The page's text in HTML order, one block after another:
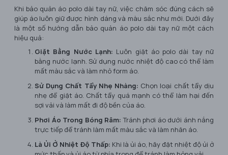
Khi bảo quản áo polo dài tay nữ, việc chăm sóc đúng cách sẽ
giúp áo luôn giữ được hình dáng và màu sắc như mới. Dưới đây
là một số hướng dẫn bảo quản áo polo dài tay nữ một cách
hiệu quả:
Giặt Bằng Nước Lạnh: Luôn giặt áo polo dài tay nữ
bằng nước lạnh. Sử dụng nước nhiệt độ cao có thể làm
mất màu sắc và làm nhỏ form áo.
Sử Dụng Chất Tẩy Nhẹ Nhàng: Chọn loại chất tẩy dịu
nhẹ để giặt áo. Chất tẩy quá mạnh có thể làm hại đến
sợi vải và làm mất đi độ bền của áo.
Phơi Áo Trong Bóng Râm: Tránh phơi áo dưới ánh nắng
trực tiếp để tránh làm mất màu sắc và làm nhăn áo.
Là Ủi Ở Nhiệt Độ Thấp: Khi là ủi áo, hãy đặt nhiệt độ ủi ở